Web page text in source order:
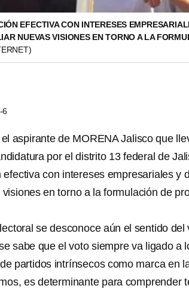
EFECTIVA CON INTERESES
NUEVAS VISIONES EN TORNO A LA
6
aspirante de MORENA Jalisco que
por el distrito 13 federal de
con intereses empresariales y
en torno a la formulación de
se desconoce aún el sentido del
sabe que el voto siempre va ligado a
partidos intrínsecos como marca en
es determinante para comprender